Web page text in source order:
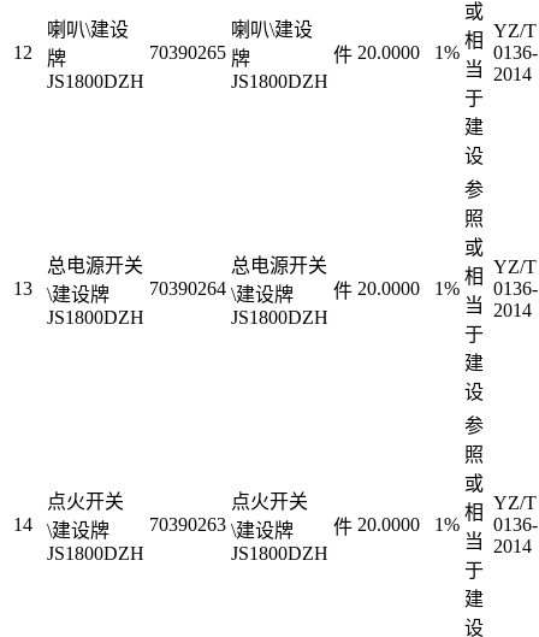
12
喇叭\建设
牌
JS1800DZH
70390265
喇叭\建设
牌
JS1800DZH
件 20.0000 1%
或
相
当
于
建
设
YZ/T
0136-
2014
13
总电源开关
\建设牌
JS1800DZH
70390264
总电源开关
\建设牌
JS1800DZH
件 20.0000 1%
参
照
或
相
当
于
建
设
YZ/T
0136-
2014
14
点火开关
\建设牌
JS1800DZH
70390263
点火开关
\建设牌
JS1800DZH
件 20.0000 1%
参
照
或
相
当
于
建
设
YZ/T
0136-
2014